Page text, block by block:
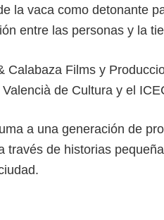
la vaca como detonante
entre las personas y la
Films y
de Cultura y el
a una generación de
de historias